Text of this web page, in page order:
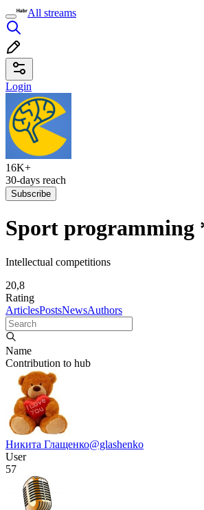
All streams
Login
16K+
30-days reach
Subscribe
Sport programming
Intellectual competitions
20,8
Rating
ArticlesPostsNewsAuthors
Name
Contribution to hub
Никита Глащенко@glashenko
User
57